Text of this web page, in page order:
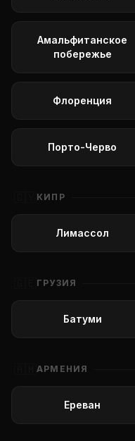
Амальфитанское
побережье
Флоренция
Порто-Черво
КИПР
Лимассол
ГРУЗИЯ
Батуми
АРМЕНИЯ
Ереван